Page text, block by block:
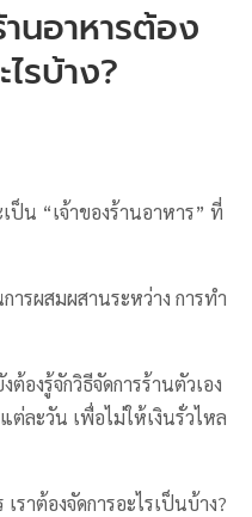
นอาหารต้อง
รบ้าง?
ป็น “เจ้าของร้านอาหาร” ที่
ารผสมผสานระหว่าง การทำ
องรู้จักวิธีจัดการร้านตัวเอง
ละวัน เพื่อไม่ให้เงินรั่วไหล
ราต้องจัดการอะไรเป็นบ้าง?